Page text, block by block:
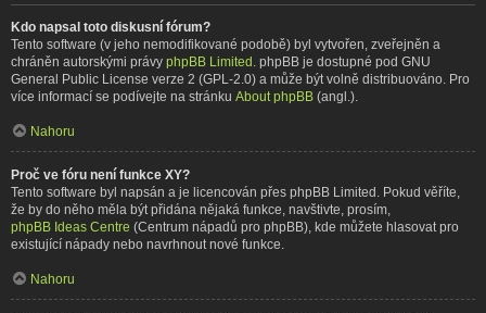
Kdo napsal toto diskusní fórum?
Tento software (v jeho nemodifikované podobě) byl vytvořen, zveřejněn a
chráněn autorskými právy phpBB Limited . phpBB je dostupné pod GNU
General Public License verze 2 (GPL-2.0) a může být volně distribuováno. Pro
více informací se podívejte na stránku About phpBB (angl.).
Nahoru
Proč ve fóru není funkce XY?
Tento software byl napsán a je licencován přes phpBB Limited. Pokud věříte,
že by do něho měla být přidána nějaká funkce, navštivte, prosím,
phpBB Ideas Centre (Centrum nápadů pro phpBB), kde můžete hlasovat pro
existující nápady nebo navrhnout nové funkce.
Nahoru